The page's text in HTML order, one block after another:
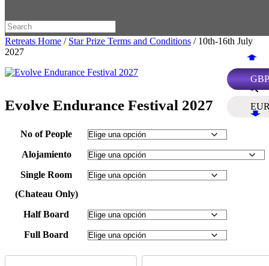
GBP
Retreats Home / Star Prize Terms and Conditions / 10th-16th July
2027
Evolve Endurance Festival 2027
No of People
Alojamiento
Single Room
(Chateau Only)
Half Board
Full Board
Choose